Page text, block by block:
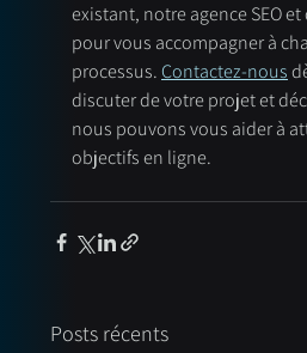
existant, notre agence SEO
pour vous accompagner à
processus. Contactez-nous
discuter de votre projet et
nous pouvons vous aider à
objectifs en ligne.
Posts récents